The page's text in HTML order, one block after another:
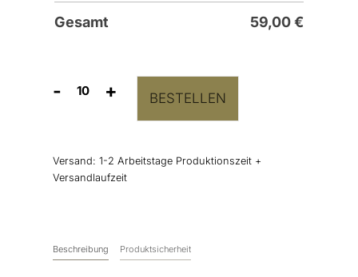
Gesamt 59,00€
-
Tischnummern
+ BESTELLEN
Versand: 1-2 Arbeitstage Produktionszeit +
Versandlaufzeit
Beschreibung Produktsicherheit